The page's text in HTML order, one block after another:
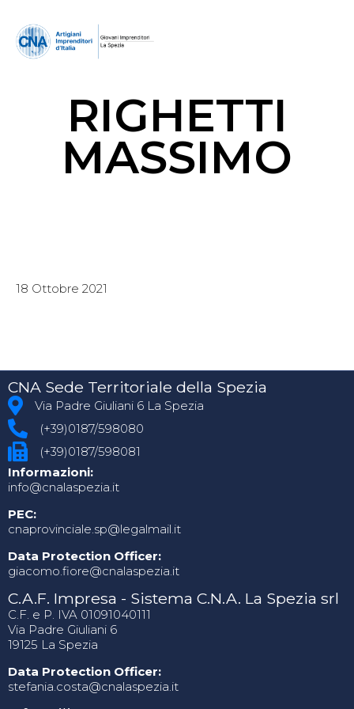
RIGHETTI
MASSIMO
18 Ottobre 2021
CNA Sede Territoriale della Spezia
Via Padre Giuliani 6 La Spezia
(+39)0187/598080
(+39)0187/598081
Informazioni:
info@cnalaspezia.it
PEC:
cnaprovinciale.sp@legalmail.it
Data Protection Officer:
giacomo.fiore@cnalaspezia.it
C.A.F. Impresa - Sistema C.N.A. La Spezia srl
C.F. e P. IVA 01091040111
Via Padre Giuliani 6
19125 La Spezia
Data Protection Officer:
stefania.costa@cnalaspezia.it